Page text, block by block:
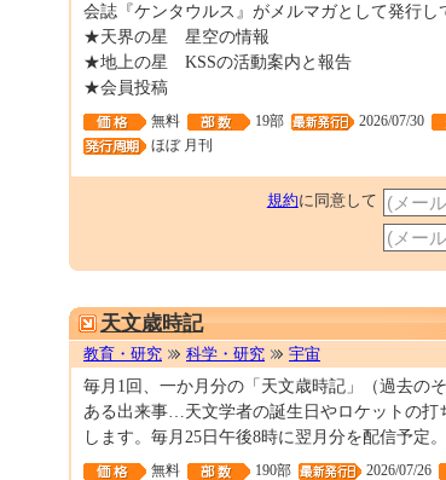
会誌『ケンタウルス』がメルマガとして発行し
★天界の星 星空の情報
★地上の星 KSSの活動案内と報告
★会員投稿
無料 19部 2026/07/30
ほぼ 月刊
規約に同意して
天文歳時記
教育・研究 科学・研究 宇宙
毎月1回、一か月分の「天文歳時記」（過去の
ある出来事…天文学者の誕生日やロケットの打
します。毎月25日午後8時に翌月分を配信予定。
無料 190部 2026/07/26